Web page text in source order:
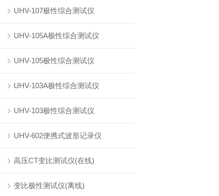
UHV-107极性综合测试仪
UHV-105A极性综合测试仪
UHV-105极性综合测试仪
UHV-103A极性综合测试仪
UHV-103极性综合测试仪
UHV-602便携式波形记录仪
高压CT变比测试仪(在线)
变比极性测试仪(离线)